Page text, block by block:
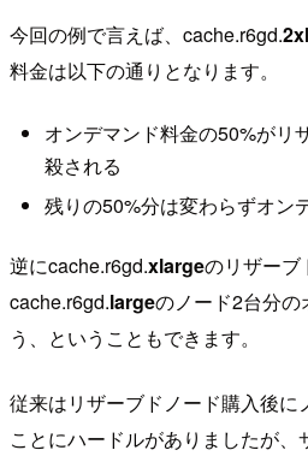
今回の例で言えば、cache.r6gd.
料金は以下の通りとなります。
オンデマンド料金の50%がリ
殺される
残りの50%分は変わらずオン
逆にcache.r6gd.xlargeのリザーブ
cache.r6gd.largeのノード2台分
う、ということもできます。
従来はリザーブドノード購入後に
ことにハードルがありましたが、